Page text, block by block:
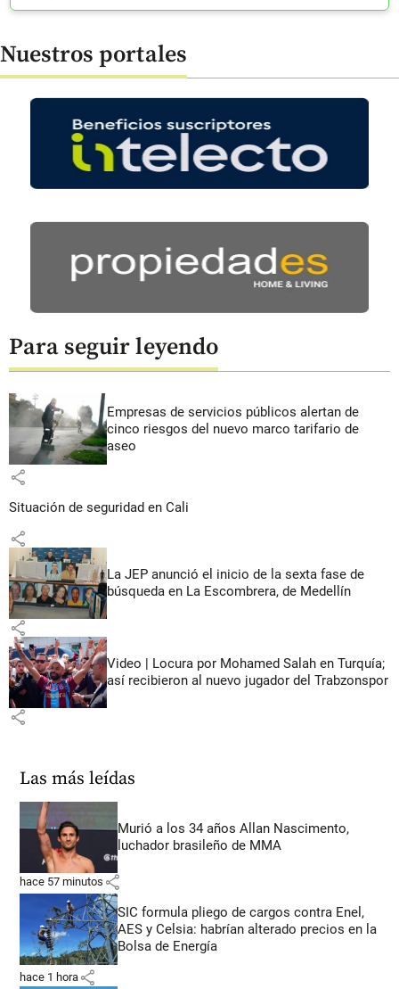
Nuestros portales
Para seguir leyendo
Empresas de servicios públicos alertan de
cinco riesgos del nuevo marco tarifario de
aseo
share
Situación de seguridad en Cali
share
La JEP anunció el inicio de la sexta fase de
búsqueda en La Escombrera, de Medellín
share
Video | Locura por Mohamed Salah en Turquía;
así recibieron al nuevo jugador del Trabzonspor
share
Las más leídas
Murió a los 34 años Allan Nascimento,
luchador brasileño de MMA
hace 57 minutos share
SIC formula pliego de cargos contra Enel,
AES y Celsia: habrían alterado precios en la
Bolsa de Energía
hace 1 hora share